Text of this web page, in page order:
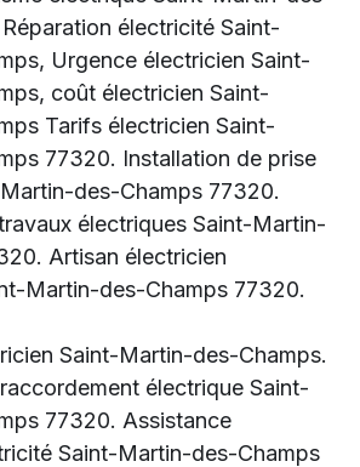
électricité Saint-
Urgence électricien Saint-
coût électricien Saint-
Tarifs électricien Saint-
77320. Installation de prise
des-Champs 77320.
électriques Saint-Martin-
Artisan électricien
Martin-des-Champs 77320.
Saint-Martin-des-Champs.
électrique Saint-
77320. Assistance
Saint-Martin-des-Champs